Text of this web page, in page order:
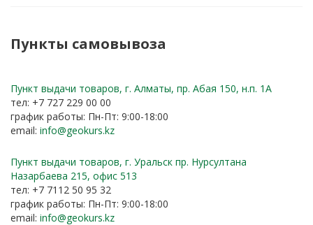
Пункты самовывоза
Пункт выдачи товаров, г. Алматы, пр. Абая 150, н.п. 1А
тел: +7 727 229 00 00
график работы: Пн-Пт: 9:00-18:00
email: info@geokurs.kz
Пункт выдачи товаров, г. Уральск пр. Нурсултана
Назарбаева 215, офис 513
тел: +7 7112 50 95 32
график работы: Пн-Пт: 9:00-18:00
email: info@geokurs.kz